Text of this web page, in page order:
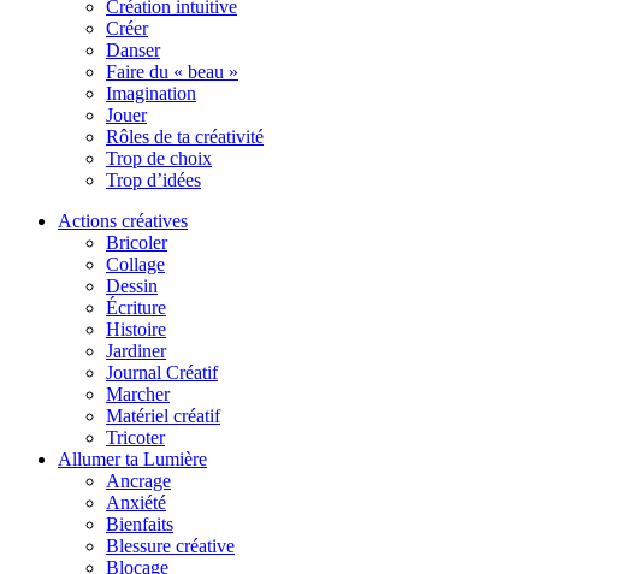
Création intuitive
Créer
Danser
Faire du « beau »
Imagination
Jouer
Rôles de ta créativité
Trop de choix
Trop d’idées
Actions créatives
Bricoler
Collage
Dessin
Écriture
Histoire
Jardiner
Journal Créatif
Marcher
Matériel créatif
Tricoter
Allumer ta Lumière
Ancrage
Anxiété
Bienfaits
Blessure créative
Blocage